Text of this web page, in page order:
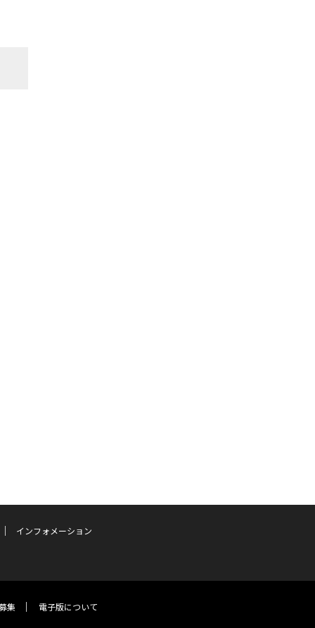
インフォメーション
集 電子版について